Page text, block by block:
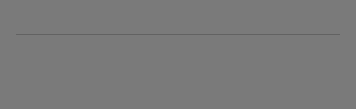
prend du temps.